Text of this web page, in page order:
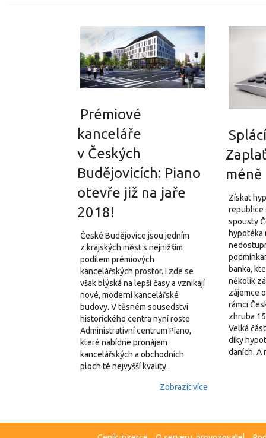
Prémiové
kanceláře
v Českých
Budějovicích: Piano
otevře již na jaře
2018!
České Budějovice jsou jedním
z krajských měst s nejnižším
podílem prémiových
kancelářských prostor. I zde se
však blýská na lepší časy a vznikají
nové, moderní kancelářské
budovy. V těsném sousedství
historického centra nyní roste
Administrativní centrum Piano,
které nabídne pronájem
kancelářských a obchodních
ploch té nejvyšší kvality.
Zobrazit více
méně
Získat
republice
spousty
hypotéka
banka,
několik
zájemce
rámci
zhruba
Velká
díky
daních. A